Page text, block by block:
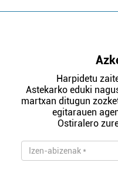
Harpidetu
Astekarko eduki
martxan ditugun
egitarauen
Ostiralero